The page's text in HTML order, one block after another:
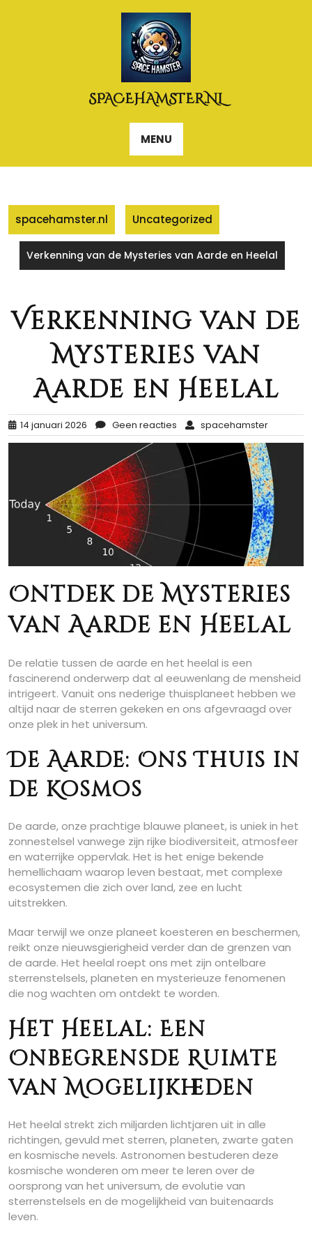
SPACEHAMSTER.NL
MENU
spacehamster.nl Uncategorized
Verkenning van de Mysteries van Aarde en Heelal
Verkenning van de
Mysteries van
Aarde en Heelal
14 januari 2026 Geen reacties spacehamster
Ontdek de Mysteries
van Aarde en Heelal
De relatie tussen de aarde en het heelal is een
fascinerend onderwerp dat al eeuwenlang de mensheid
intrigeert. Vanuit ons nederige thuisplaneet hebben we
altijd naar de sterren gekeken en ons afgevraagd over
onze plek in het universum.
De Aarde: Ons Thuis in
de Kosmos
De aarde, onze prachtige blauwe planeet, is uniek in het
zonnestelsel vanwege zijn rijke biodiversiteit, atmosfeer
en waterrijke oppervlak. Het is het enige bekende
hemellichaam waarop leven bestaat, met complexe
ecosystemen die zich over land, zee en lucht
uitstrekken.
Maar terwijl we onze planeet koesteren en beschermen,
reikt onze nieuwsgierigheid verder dan de grenzen van
de aarde. Het heelal roept ons met zijn ontelbare
sterrenstelsels, planeten en mysterieuze fenomenen
die nog wachten om ontdekt te worden.
Het Heelal: Een
Onbegrensde Ruimte
van Mogelijkheden
Het heelal strekt zich miljarden lichtjaren uit in alle
richtingen, gevuld met sterren, planeten, zwarte gaten
en kosmische nevels. Astronomen bestuderen deze
kosmische wonderen om meer te leren over de
oorsprong van het universum, de evolutie van
sterrenstelsels en de mogelijkheid van buitenaards
leven.